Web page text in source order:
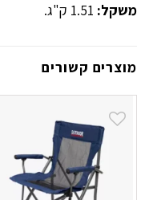
משקל: 1.51 ק"ג.
מוצרים קשורים